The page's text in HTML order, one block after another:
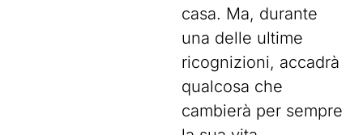
casa. Ma, durante
una delle ultime
ricognizioni, accadrà
qualcosa che
cambierà per sempre